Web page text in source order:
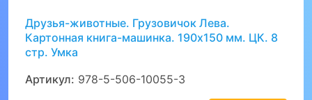
Друзья-животные. Грузовичок Лева.
Картонная книга-машинка. 190х150 мм. ЦК. 8
стр. Умка
Артикул: 978-5-506-10055-3